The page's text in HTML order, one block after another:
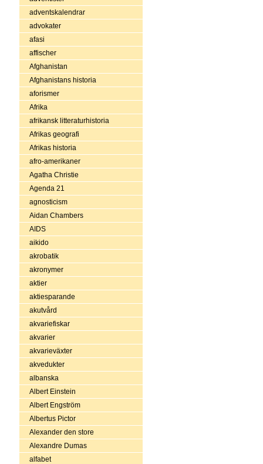
adventskalendrar
advokater
afasi
affischer
Afghanistan
Afghanistans historia
aforismer
Afrika
afrikansk litteraturhistoria
Afrikas geografi
Afrikas historia
afro-amerikaner
Agatha Christie
Agenda 21
agnosticism
Aidan Chambers
AIDS
aikido
akrobatik
akronymer
aktier
aktiesparande
akutvård
akvariefiskar
akvarier
akvarieväxter
akvedukter
albanska
Albert Einstein
Albert Engström
Albertus Pictor
Alexander den store
Alexandre Dumas
alfabet